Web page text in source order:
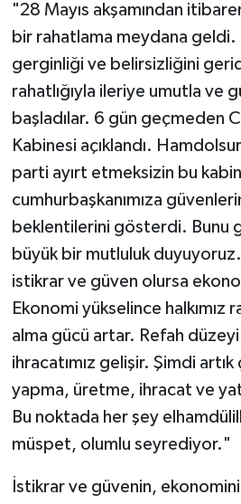
"28 Mayıs akşamından
bir rahatlama meydana geldi.
gerginliği ve belirsizliğini
rahatlığıyla ileriye umutla ve
başladılar. 6 gün geçmeden
Kabinesi açıklandı.
parti ayırt etmeksizin bu
cumhurbaşkanımıza
beklentilerini gösterdi. Bunu
büyük bir mutluluk
istikrar ve güven olursa
Ekonomi yükselince halkımız
alma gücü artar. Refah düzeyi
ihracatımız gelişir. Şimdi artık
yapma, üretme, ihracat ve
Bu noktada her şey
müspet, olumlu seyrediyor."
İstikrar ve güvenin,